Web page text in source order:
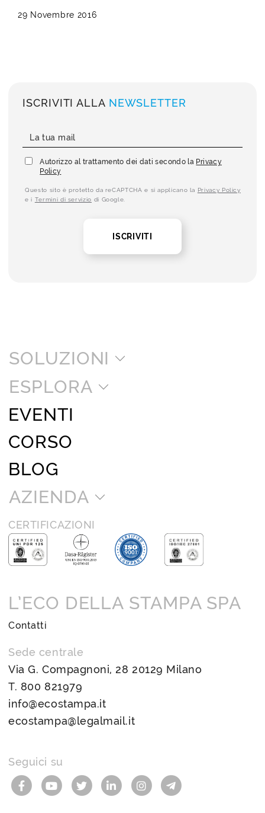
29 Novembre 2016
ISCRIVITI ALLA NEWSLETTER
Autorizzo al trattamento dei dati secondo la Privacy
Policy
Questo sito è protetto da reCAPTCHA e si applicano la Privacy Policy
e i Termini di servizio di Google.
ISCRIVITI
SOLUZIONI
ESPLORA
EVENTI
CORSO
BLOG
AZIENDA
CERTIFICAZIONI
L’ECO DELLA STAMPA SPA
Contatti
Sede centrale
Via G. Compagnoni, 28 20129 Milano
T. 800 821979
info@ecostampa.it
ecostampa@legalmail.it
Seguici su